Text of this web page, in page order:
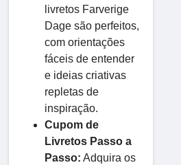
livretos Farverige
Dage são perfeitos,
com orientações
fáceis de entender
e ideias criativas
repletas de
inspiração.
Cupom de
Livretos Passo a
Passo: Adquira os